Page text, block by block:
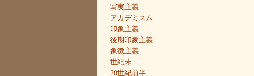
写実主義
アカデミスム
印象主義
後期印象主義
象徴主義
世紀末
20世紀前半